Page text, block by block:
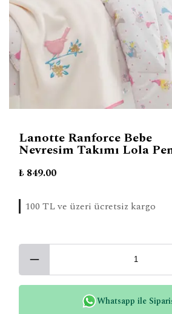
Lanotte Ranforce Bebe
Nevresim Takımı Lola
₺ 849.00
100 TL ve üzeri ücretsiz kargo
Whatsapp ile